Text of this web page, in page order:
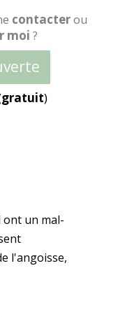
contacterou
moi ?
gratuit)
ont un mal-
l'angoisse,